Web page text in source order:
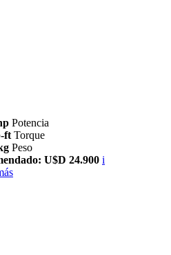
Potencia
ft Torque
Peso
U$D 24.900 i